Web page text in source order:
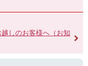
しのお客様へ（お知